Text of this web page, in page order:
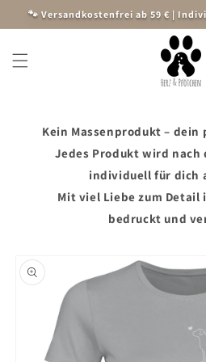
zum
Inhalt
🐾 Versandkostenfrei ab 59 € |
Kein Massenprodukt –
Jedes Produkt wird nach
individuell für dich
Mit viel Liebe zum Detail
bedruckt und